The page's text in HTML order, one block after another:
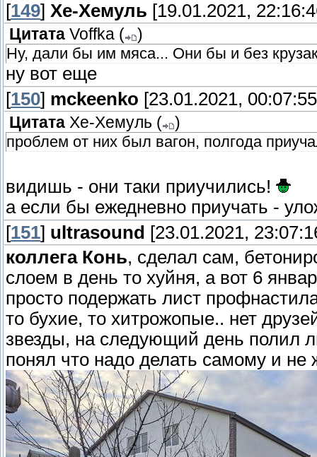
[149] Хе-Хемуль [19.01.2021,
Цитата Voffka (
)
Ну, дали бы им мяса... Они бы и без
ну вот еще
[150] mckeenko [23.01.2021,
Цитата Хе-Хемуль (
)
проблем от них был вагон, полгода
видишь - они таки приучились!
а если бы ежедневно приучать -
[151] ultrasound [23.01.2021,
коллега Конь, сделал сам,
слоем в день то хуйня, а вот 6
просто подержать лист
то бухие, то хитрожопые.. нет
звезды, на следующий день полил
понял что надо делать самому и не